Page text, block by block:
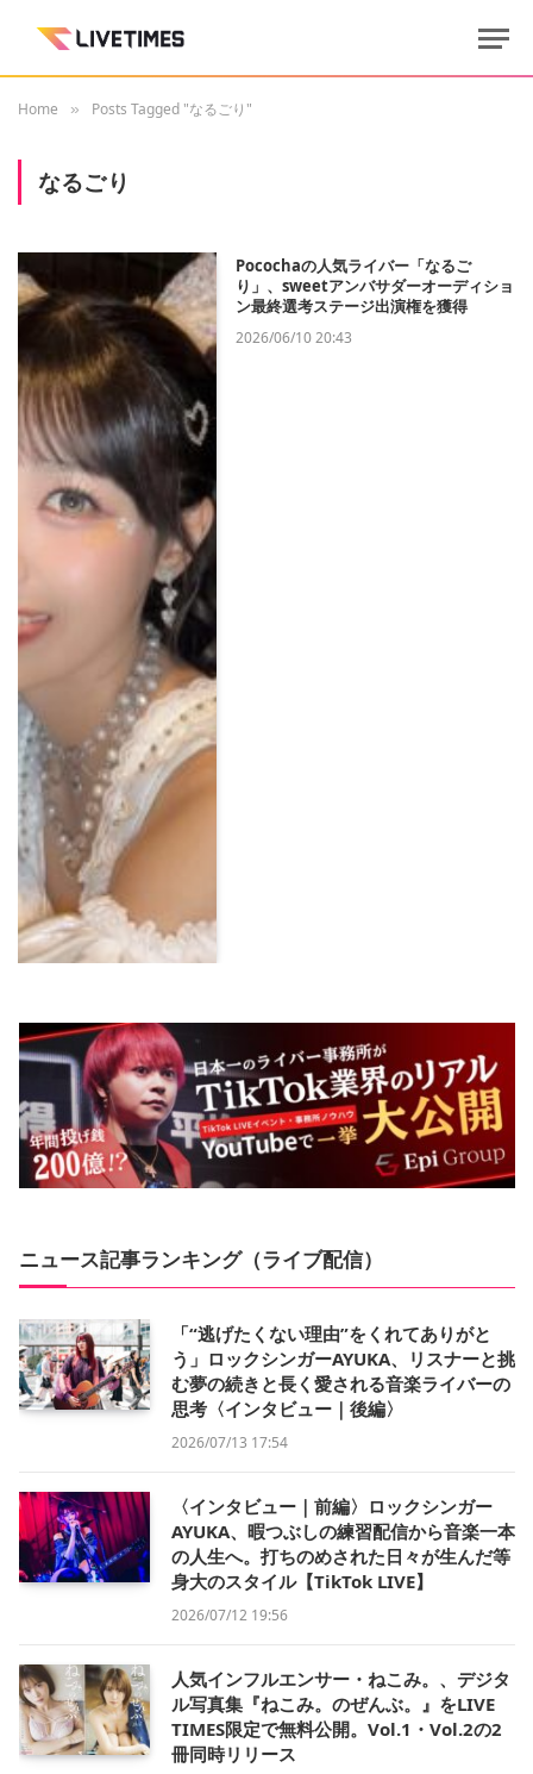
Home » Posts Tagged "なるごり"
なるごり
Pocochaの人気ライバー「なるご
り」、sweetアンバサダーオーディショ
ン最終選考ステージ出演権を獲得
2026/06/10 20:43
ニュース記事ランキング（ライブ配信）
「“逃げたくない理由”をくれてありがと
う」ロックシンガーAYUKA、リスナーと挑
む夢の続きと長く愛される音楽ライバーの
思考〈インタビュー｜後編〉
2026/07/13 17:54
〈インタビュー｜前編〉ロックシンガー
AYUKA、暇つぶしの練習配信から音楽一本
の人生へ。打ちのめされた日々が生んだ等
身大のスタイル【TikTok LIVE】
2026/07/12 19:56
人気インフルエンサー・ねこみ。、デジタ
ル写真集『ねこみ。のぜんぶ。』をLIVE
TIMES限定で無料公開。Vol.1・Vol.2の2
冊同時リリース